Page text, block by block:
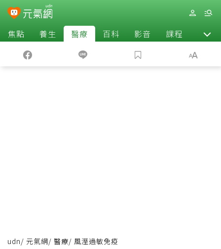
焦點 養生 醫療 百科 影音 課程 退休
udn/ 元氣網/ 醫療/ 風溼過敏免疫